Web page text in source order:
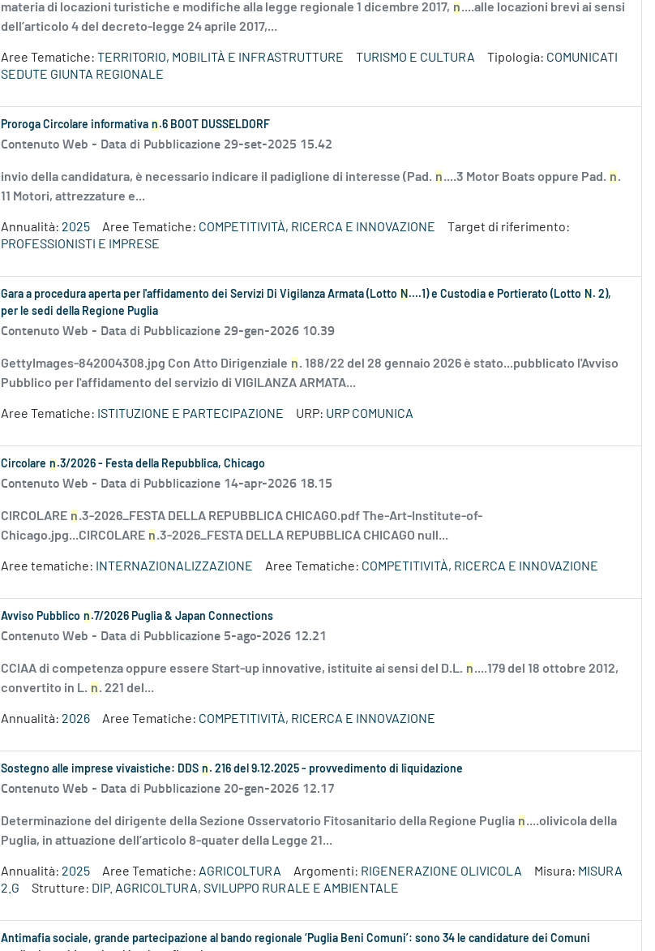
materia di locazioni turistiche e modifiche alla legge regionale 1 dicembre 2017, n....alle locazioni brevi ai sensi
dell’articolo 4 del decreto-legge 24 aprile 2017,...
Aree Tematiche: TERRITORIO, MOBILITÀ E INFRASTRUTTURE TURISMO E CULTURA Tipologia: COMUNICATI
SEDUTE GIUNTA REGIONALE
Proroga Circolare informativa n .6 BOOT DUSSELDORF
Contenuto Web - Data di Pubblicazione 29-set-2025 15.42
invio della candidatura, è necessario indicare il padiglione di interesse (Pad. n....3 Motor Boats oppure Pad. n.
11 Motori, attrezzature e...
Annualità: 2025 Aree Tematiche: COMPETITIVITÀ, RICERCA E INNOVAZIONE
Target di riferimento:
PROFESSIONISTI E IMPRESE
Gara a procedura aperta per l'affidamento dei Servizi Di Vigilanza Armata (Lotto N ....1) e Custodia e Portierato (Lotto N . 2),
per le sedi della Regione Puglia
Contenuto Web - Data di Pubblicazione 29-gen-2026 10.39
GettyImages-842004308.jpg Con Atto Dirigenziale n. 188/22 del 28 gennaio 2026 è stato...pubblicato l'Avviso
Pubblico per l'affidamento del servizio di VIGILANZA ARMATA...
Aree Tematiche: ISTITUZIONE E PARTECIPAZIONE URP: URP COMUNICA
Circolare n .3/2026 - Festa della Repubblica, Chicago
Contenuto Web - Data di Pubblicazione 14-apr-2026 18.15
CIRCOLARE n.3-2026_FESTA DELLA REPUBBLICA CHICAGO.pdf The-Art-Institute-of-
Chicago.jpg...CIRCOLARE n.3-2026_FESTA DELLA REPUBBLICA CHICAGO null...
Aree tematiche: INTERNAZIONALIZZAZIONE Aree Tematiche: COMPETITIVITÀ, RICERCA E INNOVAZIONE
Avviso Pubblico n .7/2026 Puglia & Japan Connections
Contenuto Web - Data di Pubblicazione 5-ago-2026 12.21
CCIAA di competenza oppure essere Start-up innovative, istituite ai sensi del D.L. n....179 del 18 ottobre 2012,
convertito in L. n. 221 del...
Annualità: 2026 Aree Tematiche: COMPETITIVITÀ, RICERCA E INNOVAZIONE
Sostegno alle imprese vivaistiche: DDS n . 216 del 9.12.2025 - provvedimento di liquidazione
Contenuto Web - Data di Pubblicazione 20-gen-2026 12.17
Determinazione del dirigente della Sezione Osservatorio Fitosanitario della Regione Puglia n....olivicola della
Puglia, in attuazione dell’articolo 8-quater della Legge 21...
Annualità: 2025 Aree Tematiche: AGRICOLTURA Argomenti: RIGENERAZIONE OLIVICOLA Misura: MISURA
2.G
Strutture: DIP. AGRICOLTURA, SVILUPPO RURALE E AMBIENTALE
Antimafia sociale, grande partecipazione al bando regionale ‘Puglia Beni Comuni’: sono 34 le candidature dei Comuni